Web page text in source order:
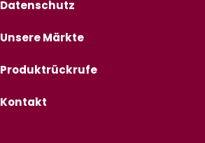
Datenschutz
Unsere Märkte
Produktrückrufe
Kontakt